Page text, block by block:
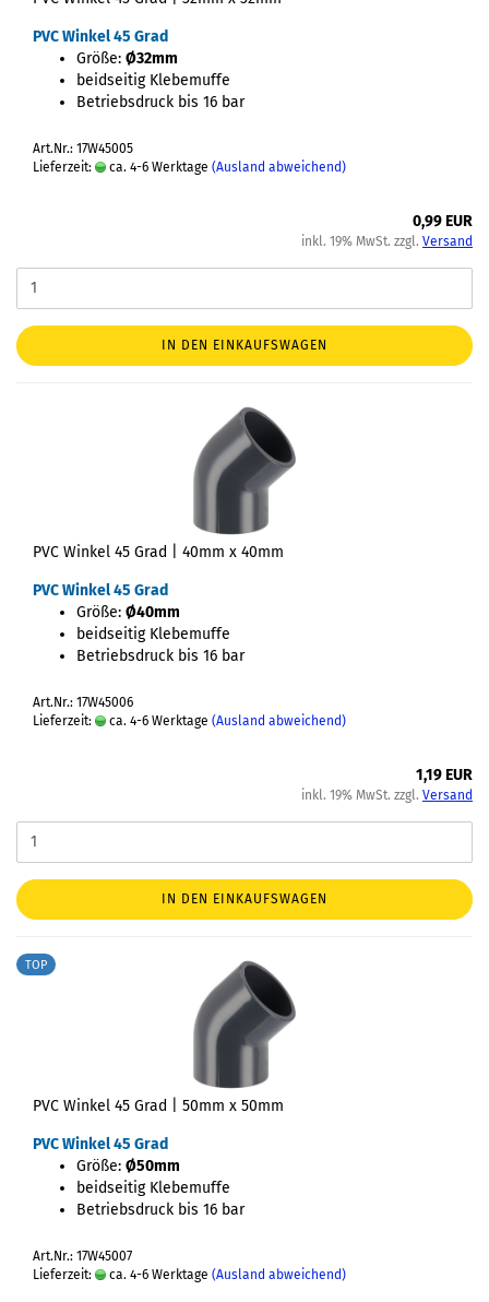
PVC Winkel 45 Grad
Größe: Ø32mm
beidseitig Klebemuffe
Betriebsdruck bis 16 bar
Art.Nr.: 17W45005
Lieferzeit:
ca. 4-6 Werktage (Ausland abweichend)
0,99 EUR
inkl. 19% MwSt. zzgl. Versand
IN DEN EINKAUFSWAGEN
PVC Winkel 45 Grad | 40mm x 40mm
PVC Winkel 45 Grad
Größe: Ø40mm
beidseitig Klebemuffe
Betriebsdruck bis 16 bar
Art.Nr.: 17W45006
Lieferzeit:
ca. 4-6 Werktage (Ausland abweichend)
1,19 EUR
inkl. 19% MwSt. zzgl. Versand
IN DEN EINKAUFSWAGEN
TOP
PVC Winkel 45 Grad | 50mm x 50mm
PVC Winkel 45 Grad
Größe: Ø50mm
beidseitig Klebemuffe
Betriebsdruck bis 16 bar
Art.Nr.: 17W45007
Lieferzeit:
ca. 4-6 Werktage (Ausland abweichend)